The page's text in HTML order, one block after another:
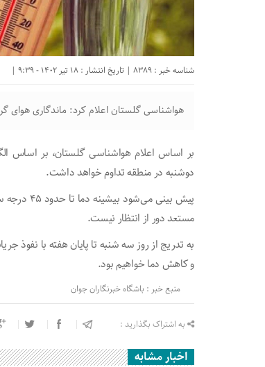
شناسه خبر : 8389 | تاریخ انتشار : 18 تیر 1402 - 9:39 |
هواشناسی گلستان اعلام کرد: ماندگاری هوای
بر اساس اعلام هواشناسی گلستان، بر اساس
دوشنبه در منطقه تداوم خواهد داشت.
پیش
مستعد دور از انتظار نیست.
به تدریج از روز سه شنبه تا پایان هفته با نفوذ
و کاهش دما خواهیم بود.
منبع خبر : باشگاه خبرنگاران جوان
به اشتراک بگذارید :
اخبار مشابه